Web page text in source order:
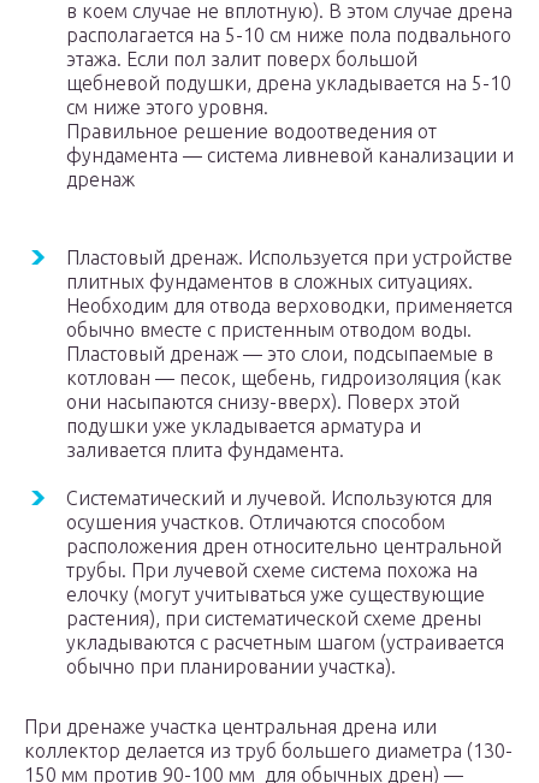
в коем случае не вплотную). В этом случае дрена
располагается на 5-10 см ниже пола подвального
этажа. Если пол залит поверх большой
щебневой подушки, дрена укладывается на 5-10
см ниже этого уровня.
Правильное решение водоотведения от
фундамента — система ливневой канализации и
дренаж
Пластовый дренаж. Используется при устройстве
плитных фундаментов в сложных ситуациях.
Необходим для отвода верховодки, применяется
обычно вместе с пристенным отводом воды.
Пластовый дренаж — это слои, подсыпаемые в
котлован — песок, щебень, гидроизоляция (как
они насыпаются снизу-вверх). Поверх этой
подушки уже укладывается арматура и
заливается плита фундамента.
Систематический и лучевой. Используются для
осушения участков. Отличаются способом
расположения дрен относительно центральной
трубы. При лучевой схеме система похожа на
елочку (могут учитываться уже существующие
растения), при систематической схеме дрены
укладываются с расчетным шагом (устраивается
обычно при планировании участка).
При дренаже участка центральная дрена или
коллектор делается из труб большего диаметра (130-
150 мм против 90-100 мм для обычных дрен) —